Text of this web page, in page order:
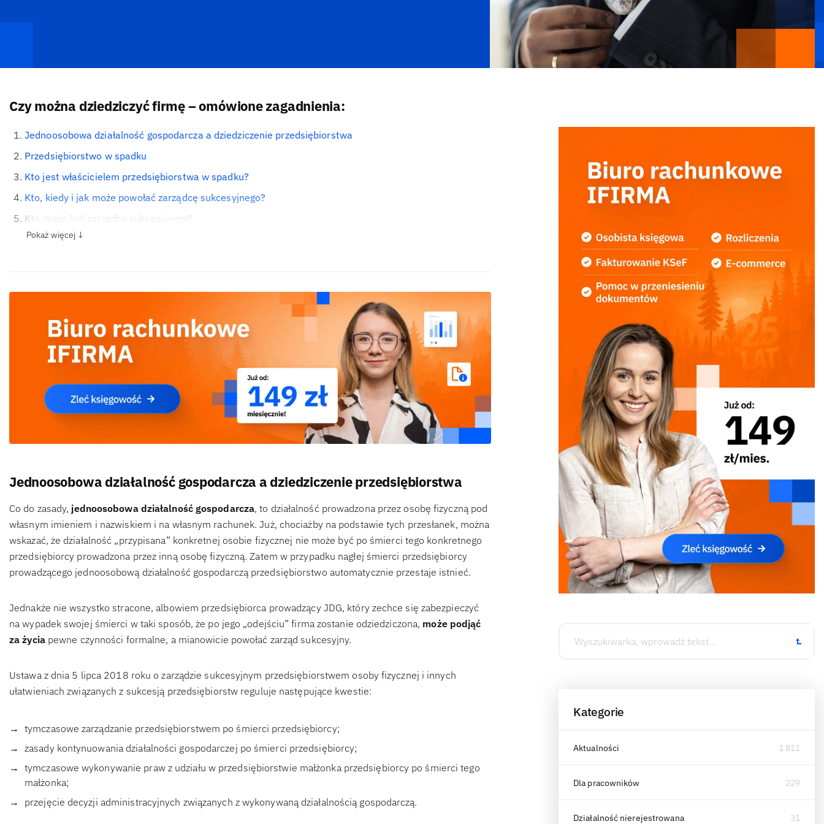
Czy można dziedziczyć firmę – omówione zagadnienia:
Jednoosobowa działalność gospodarcza a dziedziczenie przedsiębiorstwa
Przedsiębiorstwo w spadku
Kto jest właścicielem przedsiębiorstwa w spadku?
Kto, kiedy i jak może powołać zarządcę sukcesyjnego?
Kto może być zarządcą sukcesyjnym?
Pokaż więcej ↓
Jednoosobowa działalność gospodarcza a dziedziczenie przedsiębiorstwa
Co do zasady, jednoosobowa działalność gospodarcza, to działalność prowadzona przez osobę fizyczną pod
własnym imieniem i nazwiskiem i na własnym rachunek. Już, chociażby na podstawie tych przesłanek, można
wskazać, że działalność „przypisana” konkretnej osobie fizycznej nie może być po śmierci tego konkretnego
przedsiębiorcy prowadzona przez inną osobę fizyczną. Zatem w przypadku nagłej śmierci przedsiębiorcy
prowadzącego jednoosobową działalność gospodarczą przedsiębiorstwo automatycznie przestaje istnieć.
Jednakże nie wszystko stracone, albowiem przedsiębiorca prowadzący JDG, który zechce się zabezpieczyć
na wypadek swojej śmierci w taki sposób, że po jego „odejściu” firma zostanie odziedziczona, może podjąć
za życiapewne czynności formalne, a mianowicie powołać zarząd sukcesyjny.
Ustawa z dnia 5 lipca 2018 roku o zarządzie sukcesyjnym przedsiębiorstwem osoby fizycznej i innych
ułatwieniach związanych z sukcesją przedsiębiorstw reguluje następujące kwestie:
tymczasowe zarządzanie przedsiębiorstwem po śmierci przedsiębiorcy;
zasady kontynuowania działalności gospodarczej po śmierci przedsiębiorcy;
tymczasowe wykonywanie praw z udziału w przedsiębiorstwie małżonka przedsiębiorcy po śmierci tego
małżonka;
przejęcie decyzji administracyjnych związanych z wykonywaną działalnością gospodarczą.
Kategorie
Aktualności 1 811
Dla pracowników 229
Działalność nierejestrowana 31